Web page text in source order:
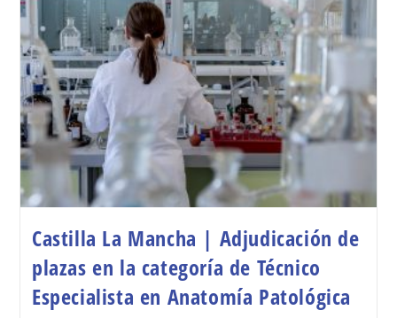
Castilla La Mancha | Adjudicación de
plazas en la categoría de Técnico
Especialista en Anatomía Patológica